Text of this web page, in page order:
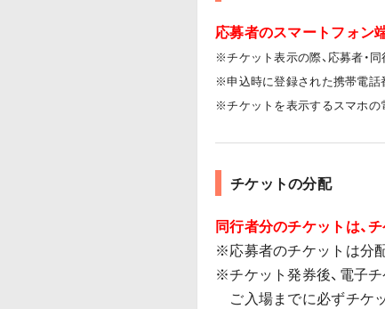
応募者のスマートフォン
※チケット表示の際、応募者・
※申込時に登録された携帯電話
※チケットを表示するスマホの
チケットの分配
同行者分のチケットは、
※応募者のチケットは分
※チケット発券後、電子
ご入場までに必ずチケ